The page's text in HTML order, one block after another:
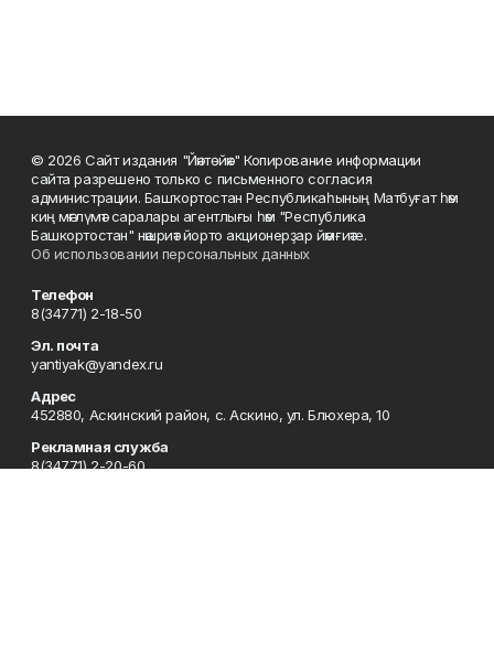
© 2026 Сайт издания "Йәнтөйәк" Копирование информации
сайта разрешено только с письменного согласия
администрации. Башҡортостан Республикаһының Матбуғат һәм
киң мәғлүмәт саралары агентлығы һәм "Республика
Башкортостан" нәшриәт йорто акционерҙар йәмғиәте.
Об использовании персональных данных
Телефон
8(34771) 2-18-50
Эл. почта
yantiyak@yandex.ru
Адрес
452880, Аскинский район, с. Аскино, ул. Блюхера, 10
Рекламная служба
8(34771) 2-20-60